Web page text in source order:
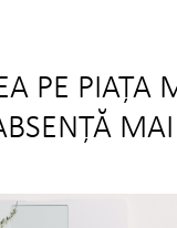
PE PIAȚA